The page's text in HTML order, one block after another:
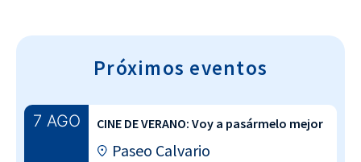
Próximos eventos
7 AGO CINE DE VERANO: Voy a pasármelo mejor
Paseo Calvario